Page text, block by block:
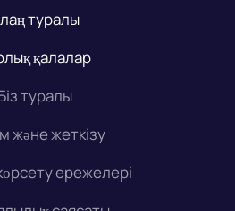
туралы
қалалар
туралы
және жеткізу
ережелері